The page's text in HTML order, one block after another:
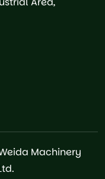
Machinery